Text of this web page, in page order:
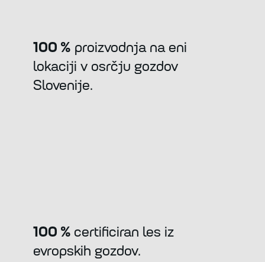
100 % proizvodnja na eni
lokaciji v osrčju gozdov
Slovenije.
100 % certificiran les iz
evropskih gozdov.